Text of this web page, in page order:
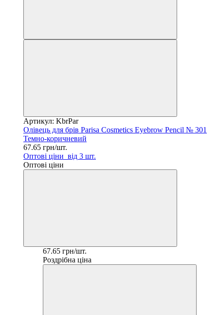
Артикул: KbrPar
Олівець для брів Parisa Cosmetics Eyebrow Pencil № 301
Темно-коричневий
67.65 грн/шт.
Оптові ціни від 3 шт.
Оптові ціни
67.65 грн/шт.
Роздрібна ціна